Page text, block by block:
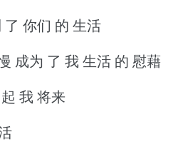
你们 的 生活
成为 了 我 生活 的 慰藉
我 将来